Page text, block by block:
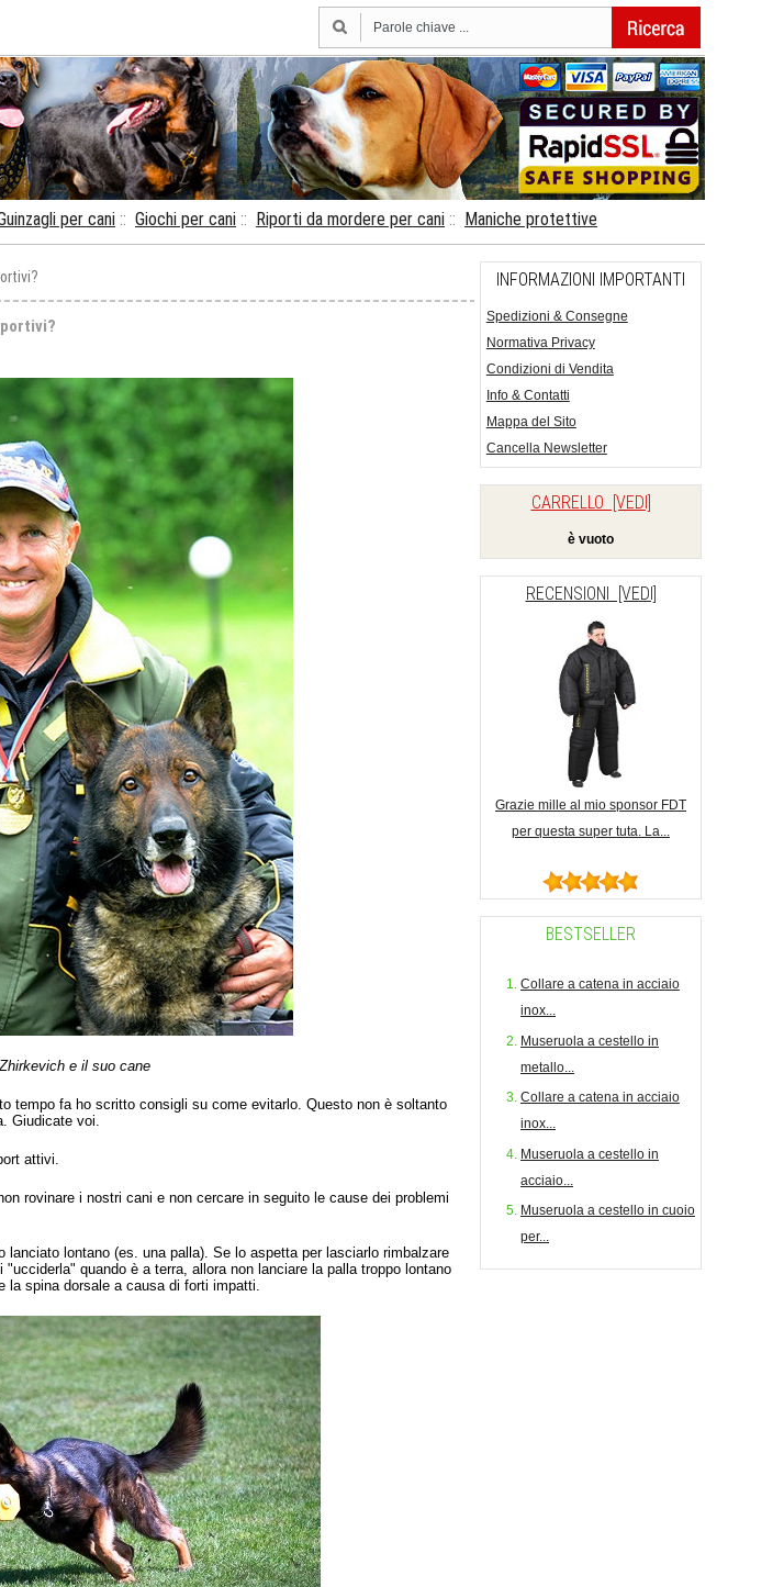
per cani :: Giochi per cani :: Riporti da mordere per cani :: Maniche protettive
e il suo cane
tempo fa ho scritto consigli su come evitarlo. Questo non è soltanto
Giudicate voi.
attivi.
rovinare i nostri cani e non cercare in seguito le cause dei problemi
lontano (es. una palla). Se lo aspetta per lasciarlo rimbalzare
quando è a terra, allora non lanciare la palla troppo lontano
la spina dorsale a causa di forti impatti.
INFORMAZIONI IMPORTANTI
Spedizioni & Consegne
Normativa Privacy
Condizioni di Vendita
Info & Contatti
Mappa del Sito
Cancella Newsletter
CARRELLO [VEDI]
è vuoto
RECENSIONI [VEDI]
Grazie mille al mio sponsor FDT
per questa super tuta. La...
BESTSELLER
Collare a catena in acciaio
inox...
Museruola a cestello in
metallo...
Collare a catena in acciaio
inox...
Museruola a cestello in
acciaio...
Museruola a cestello in cuoio
per...